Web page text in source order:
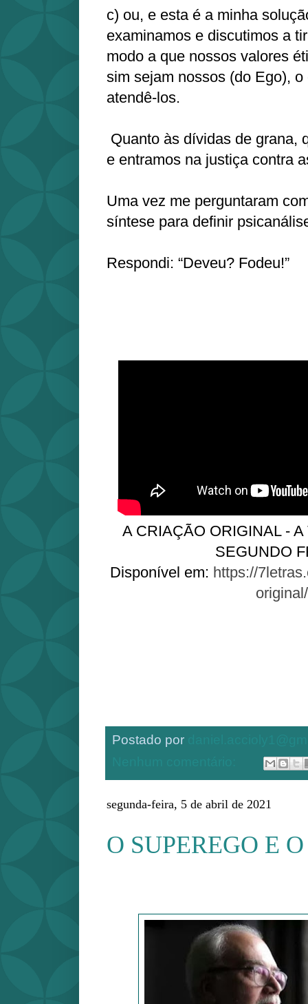
c) ou, e esta é a minha
examinamos e discutimos a
modo a que nossos valores
sim sejam nossos (do Ego),
atendê-los.
Quanto às dívidas de grana,
e entramos na justiça contra
Uma vez me perguntaram
síntese para definir
Respondi: “Deveu? Fodeu!”
A CRIAÇÃO ORIGINAL -
SEGUNDO
Disponível em: https://
original/
Postado por
segunda-feira, 5 de abril de 2021
O SUPEREGO E